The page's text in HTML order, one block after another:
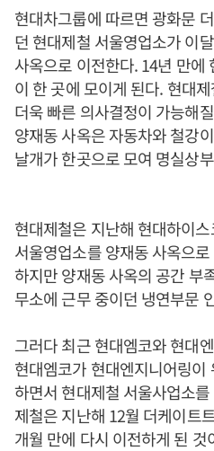
현대차그룹에 따르면 광화문
던 현대제철 서울영업소가 이
사옥으로 이전한다. 14년 만에
이 한 곳에 모이게 된다. 현대
더욱 빠른 의사결정이 가능해
양재동 사옥은 자동차와 철강
날개가 한곳으로 모여 명실상
현대제철은 지난해 현대하이
서울영업소를 양재동 사옥으
하지만 양재동 사옥의 공간 부
무소에 근무 중이던 냉연부문
그러다 최근 현대엠코와 현대
현대엠코가 현대엔지니어링이
하면서 현대제철 서울사업소
제철은 지난해 12월 더케이트
개월 만에 다시 이전하게 된 것